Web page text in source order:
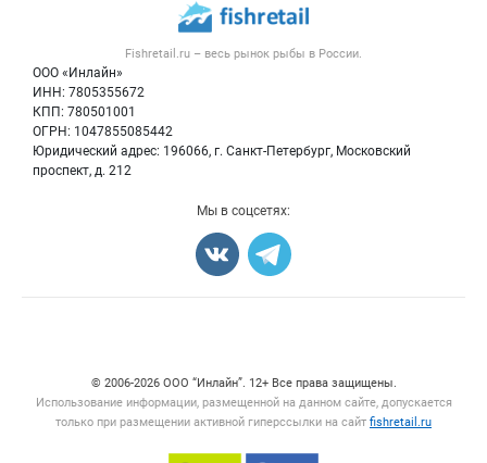
Fishretail.ru – весь рынок рыбы в России.
ООО «Инлайн»
ИНН: 7805355672
КПП: 780501001
ОГРН: 1047855085442
Юридический адрес: 196066, г. Санкт-Петербург, Московский
проспект, д. 212
Контактная информация
Политика обработки персональных данных
Новости рынка
Блог
Рыба
Икра
Мы в соцсетях:
© 2006‑2026 ООО “Инлайн”. 12+ Все права защищены.
Использование информации, размещенной на данном сайте, допускается
только при размещении активной гиперссылки на сайт fishretail.ru